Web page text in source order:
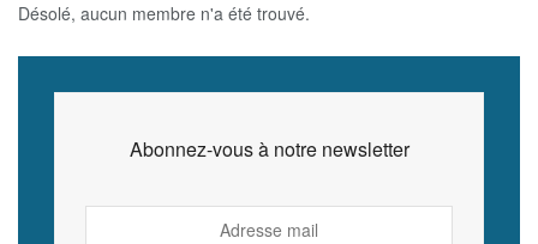
Désolé, aucun membre n'a été trouvé.
Abonnez-vous à notre newsletter